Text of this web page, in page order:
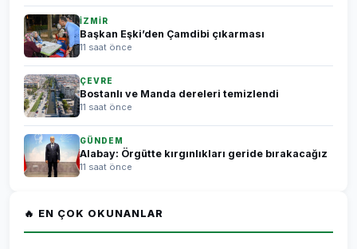
İZMİR
Başkan Eşki’den Çamdibi çıkarması
11 saat önce
ÇEVRE
Bostanlı ve Manda dereleri temizlendi
11 saat önce
GÜNDEM
Alabay: Örgütte kırgınlıkları geride bırakacağız
11 saat önce
🔥 EN ÇOK OKUNANLAR